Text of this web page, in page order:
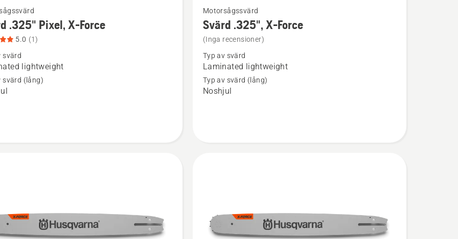
.325" Pixel, X-Force
5.0 (1)
svärd
lightweight
svärd (lång)
mer
information
om
Svärd
.325",
Motorsågssvärd
Svärd .325", X-Force
(Inga recensioner)
Typ av svärd
Laminated lightweight
Typ av svärd (lång)
Noshjul